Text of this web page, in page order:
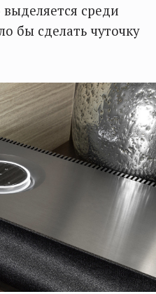
среди
бы сделать чуточку